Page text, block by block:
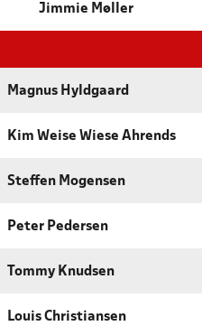
Jimmie Møller
Magnus Hyldgaard
Kim Weise Wiese Ahrends
Steffen Mogensen
Peter Pedersen
Tommy Knudsen
Louis Christiansen